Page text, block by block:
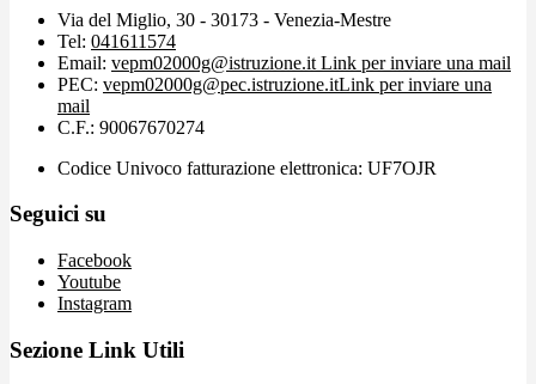
Via del Miglio, 30 - 30173 - Venezia-Mestre
Tel: 041611574
Email: vepm02000g@istruzione.it Link per inviare una mail
PEC: vepm02000g@pec.istruzione.itLink per inviare una
mail
C.F.: 90067670274
Codice Univoco fatturazione elettronica: UF7OJR
Seguici su
Facebook
Youtube
Instagram
Sezione Link Utili